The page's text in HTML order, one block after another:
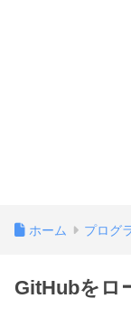
ホーム プログ
GitHubをロ